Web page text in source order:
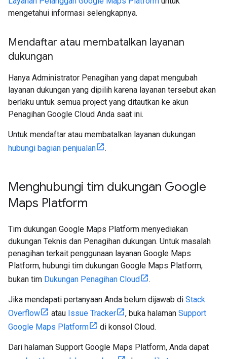
mengetahui informasi selengkapnya.
Mendaftar atau membatalkan layanan
dukungan
Hanya Administrator Penagihan yang dapat mengubah
layanan dukungan yang dipilih karena layanan tersebut akan
berlaku untuk semua project yang ditautkan ke akun
Penagihan Google Cloud Anda saat ini.
Untuk mendaftar atau membatalkan layanan dukungan
hubungi bagian penjualan
.
Menghubungi tim dukungan Google
Maps Platform
Tim dukungan Google Maps Platform menyediakan
dukungan Teknis dan Penagihan dukungan. Untuk masalah
penagihan terkait penggunaan layanan Google Maps
Platform, hubungi tim dukungan Google Maps Platform,
bukan tim Dukungan Penagihan Cloud .
Jika mendapati pertanyaan Anda belum dijawab di Stack
Overflow
atau Issue Tracker , buka halaman Support
Google Maps Platform
di konsol Cloud.
Dari halaman Support Google Maps Platform, Anda dapat